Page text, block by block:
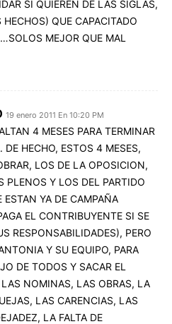
SI QUIEREN DE LAS SIGLAS,
HECHOS) QUE CAPACITADO
MEJOR QUE MAL
19 enero 2011 En 10:20 PM
4 MESES PARA TERMINAR
DE HECHO, ESTOS 4 MESES,
LOS DE LA OPOSICION,
PLENOS Y LOS DEL PARTIDO
ESTAN YA DE CAMPAÑA
EL CONTRIBUYENTE SI SE
RESPONSABILIDADES), PERO
Y SU EQUIPO, PARA
DE TODOS Y SACAR EL
NOMINAS, LAS OBRAS, LA
LAS CARENCIAS, LAS
LA FALTA DE